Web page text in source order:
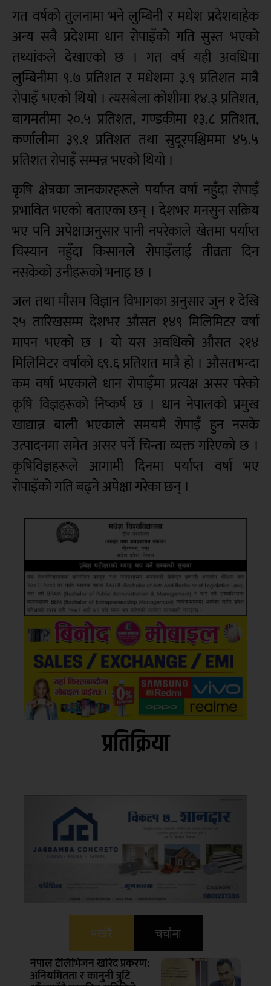
गत वर्षको तुलनामा भने लुम्बिनी र मधेश प्रदेशबाहेक
अन्य सबै प्रदेशमा धान रोपाइँको गति सुस्त भएको
तथ्यांकले देखाएको छ । गत वर्ष यही अवधिमा
लुम्बिनीमा ९.७ प्रतिशत र मधेशमा ३.९ प्रतिशत मात्रै
रोपाइँ भएको थियो । त्यसबेला कोशीमा १४.३ प्रतिशत,
बागमतीमा २०.५ प्रतिशत, गण्डकीमा १३.८ प्रतिशत,
कर्णालीमा ३९.१ प्रतिशत तथा सुदूरपश्चिममा ४५.५
प्रतिशत रोपाइँ सम्पन्न भएको थियो ।
कृषि क्षेत्रका जानकारहरूले पर्याप्त वर्षा नहुँदा रोपाइँ
प्रभावित भएको बताएका छन् । देशभर मनसुन सक्रिय
भए पनि अपेक्षाअनुसार पानी नपरेकाले खेतमा पर्याप्त
चिस्यान नहुँदा किसानले रोपाइँलाई तीव्रता दिन
नसकेको उनीहरूको भनाइ छ ।
जल तथा मौसम विज्ञान विभागका अनुसार जुन १ देखि
२५ तारिखसम्म देशभर औसत १४९ मिलिमिटर वर्षा
मापन भएको छ । यो यस अवधिको औसत २१४
मिलिमिटर वर्षाको ६९.६ प्रतिशत मात्रै हो । औसतभन्दा
कम वर्षा भएकाले धान रोपाइँमा प्रत्यक्ष असर परेको
कृषि विज्ञहरूको निष्कर्ष छ । धान नेपालको प्रमुख
खाद्यान्न बाली भएकाले समयमै रोपाइँ हुन नसके
उत्पादनमा समेत असर पर्ने चिन्ता व्यक्त गरिएको छ ।
कृषिविज्ञहरूले आगामी दिनमा पर्याप्त वर्षा भए
रोपाइँको गति बढ्ने अपेक्षा गरेका छन् ।
प्रतिक्रिया
भर्खरै चर्चामा
नेपाल टेलिभिजन खरिद प्रकरण:
अनियमितता र कानुनी त्रुटि